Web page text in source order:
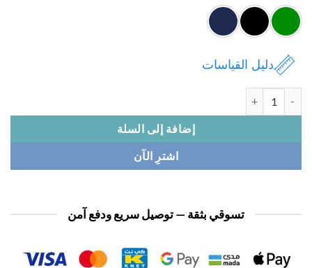
دليل القياسات
إضافة إلى السلة
اشترِ الآن
تسوقي بثقة — توصيل سريع ودفع آمن